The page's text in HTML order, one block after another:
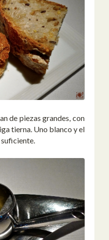
de piezas grandes, con
tierna. Uno blanco y el